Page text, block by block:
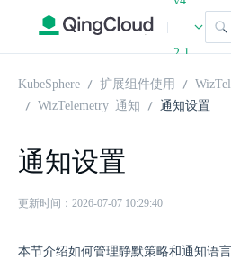
|
2.1
KubeSphere 扩展组件使用
WizTelemetry 通知
通知设置
通知设置
更新时间：2026-07-07 10:29:40
本节介绍如何管理静默策略和通知语言